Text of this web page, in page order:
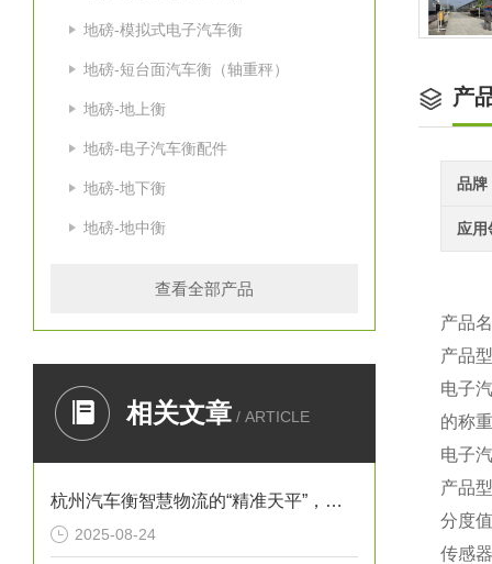
地磅-模拟式电子汽车衡
地磅-短台面汽车衡（轴重秤）
地磅-地上衡
地磅-电子汽车衡配件
地磅-地下衡
地磅-地中衡
查看全部产品
相关文章 / ARTICLE
杭州汽车衡智慧物流的“精准天平”，赋能城市经济高质量发展
2025-08-24
产
品牌
应用
产品
产品
电子
的称
电子
产品
分
传